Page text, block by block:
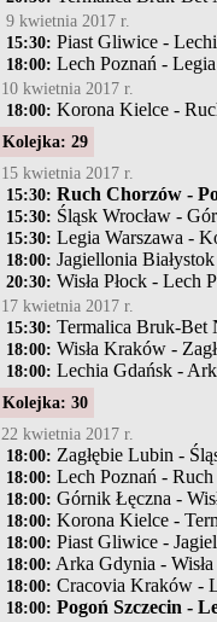
9 kwietnia 2017 r.
15:30: Piast Gliwice -
18:00: Lech Poznań -
10 kwietnia 2017 r.
18:00: Korona Kielce -
Kolejka: 29
15 kwietnia 2017 r.
15:30: Ruch Chorzów -
15:30: Śląsk Wrocław -
15:30: Legia Warszawa -
18:00: Jagiellonia
20:30: Wisła Płock - Lech
17 kwietnia 2017 r.
15:30: Termalica Bruk-Bet
18:00: Wisła Kraków -
18:00: Lechia Gdańsk -
Kolejka: 30
22 kwietnia 2017 r.
18:00: Zagłębie Lubin -
18:00: Lech Poznań -
18:00: Górnik Łęczna -
18:00: Korona Kielce -
18:00: Piast Gliwice -
18:00: Arka Gdynia - Wisła
18:00: Cracovia Kraków -
18:00: Pogoń Szczecin -